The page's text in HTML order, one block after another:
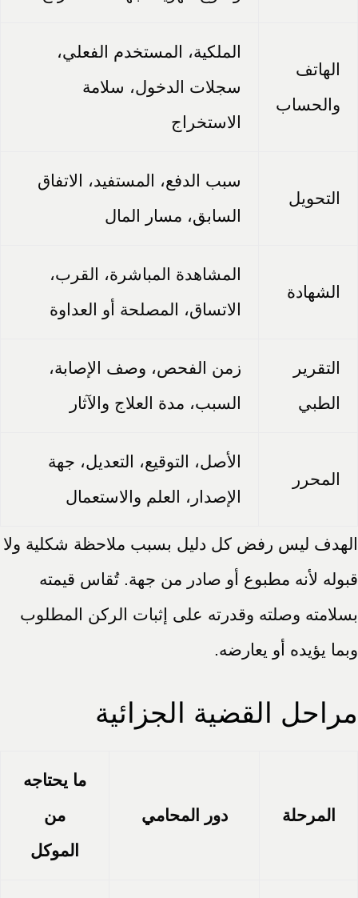
الهاتف
والحساب
الملكية، المستخدم الفعلي،
سجلات الدخول، سلامة
الاستخراج
التحويل
سبب الدفع، المستفيد، الاتفاق
السابق، مسار المال
الشهادة
المشاهدة المباشرة، القرب،
الاتساق، المصلحة أو العداوة
التقرير
الطبي
زمن الفحص، وصف الإصابة،
السبب، مدة العلاج والآثار
المحرر
الأصل، التوقيع، التعديل، جهة
الإصدار، العلم والاستعمال
الهدف ليس رفض كل دليل بسبب ملاحظة شكلية ولا
قبوله لأنه مطبوع أو صادر من جهة. تُقاس قيمته
بسلامته وصلته وقدرته على إثبات الركن المطلوب
وبما يؤيده أو يعارضه.
مراحل القضية الجزائية
المرحلة دور المحامي
ما يحتاجه
من
الموكل